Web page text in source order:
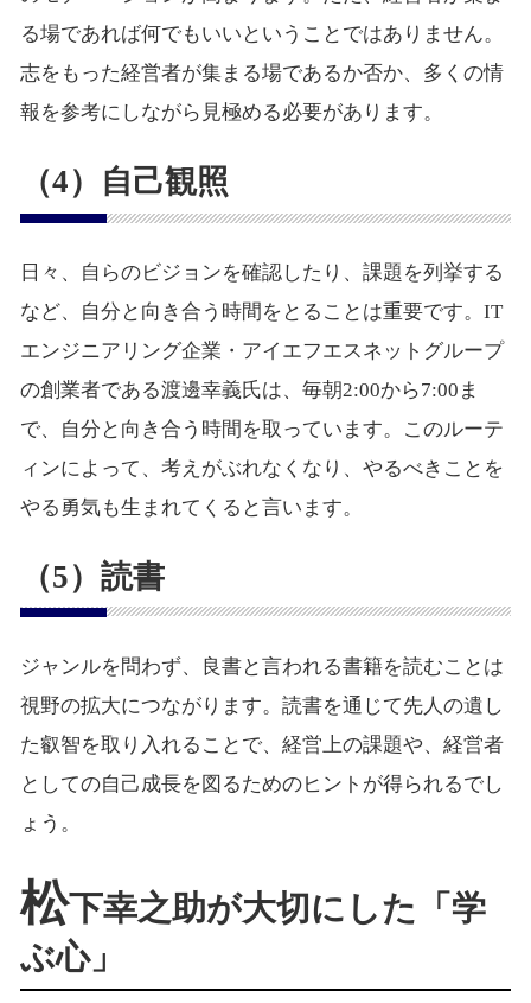
る場であれば何でもいいということではありません。
志をもった経営者が集まる場であるか否か、多くの情
報を参考にしながら見極める必要があります。
（4）自己観照
日々、自らのビジョンを確認したり、課題を列挙する
など、自分と向き合う時間をとることは重要です。IT
エンジニアリング企業・アイエフエスネットグループ
の創業者である渡邊幸義氏は、毎朝2:00から7:00ま
で、自分と向き合う時間を取っています。このルーテ
ィンによって、考えがぶれなくなり、やるべきことを
やる勇気も生まれてくると言います。
（5）読書
ジャンルを問わず、良書と言われる書籍を読むことは
視野の拡大につながります。読書を通じて先人の遺し
た叡智を取り入れることで、経営上の課題や、経営者
としての自己成長を図るためのヒントが得られるでし
ょう。
松下幸之助が大切にした「学
ぶ心」